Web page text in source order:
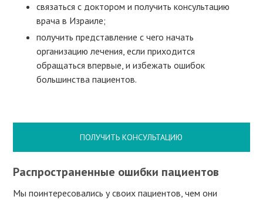
связаться с доктором и получить консультацию
врача в Израиле;
получить представление с чего начать
организацию лечения, если приходится
обращаться впервые, и избежать ошибок
большинства пациентов.
ПОЛУЧИТЬ КОНСУЛЬТАЦИЮ
Распространенные ошибки пациентов
Мы поинтересовались у своих пациентов, чем они